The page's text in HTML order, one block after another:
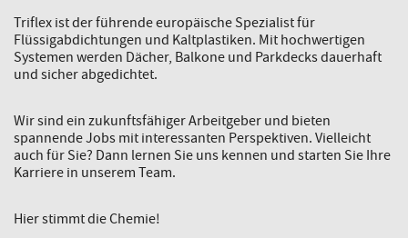
Triflex ist der führende europäische Spezialist für
Flüssigabdichtungen und Kaltplastiken. Mit hochwertigen
Systemen werden Dächer, Balkone und Parkdecks dauerhaft
und sicher abgedichtet.
Wir sind ein zukunftsfähiger Arbeitgeber und bieten
spannende Jobs mit interessanten Perspektiven. Vielleicht
auch für Sie? Dann lernen Sie uns kennen und starten Sie Ihre
Karriere in unserem Team.
Hier stimmt die Chemie!